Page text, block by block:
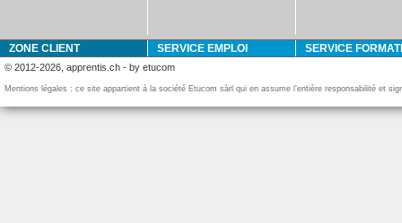
ZONE CLIENT SERVICE EMPLOI SERVICE
© 2012-2026, apprentis.ch - by etucom
Mentions légales : ce site appartient à la société Etucom sàrl qui en assume l’entière responsabilité et